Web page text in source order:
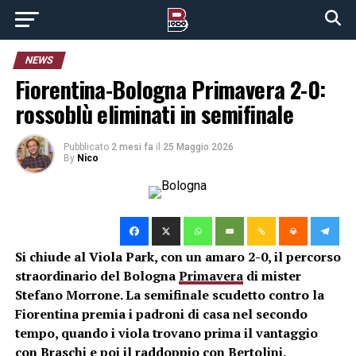
NEWS
Fiorentina-Bologna Primavera 2-0:
rossoblù eliminati in semifinale
Pubblicato 2 mesi fa il 25 Maggio 2026
By Nico
Si chiude al Viola Park, con un amaro 2-0, il percorso
straordinario del BolognaPrimaveradi mister
Stefano Morrone. La semifinale scudetto contro la
Fiorentina premia i padroni di casa nel secondo
tempo, quando i viola trovano prima il vantaggio
con Braschi e poi il raddoppio con Bertolini.